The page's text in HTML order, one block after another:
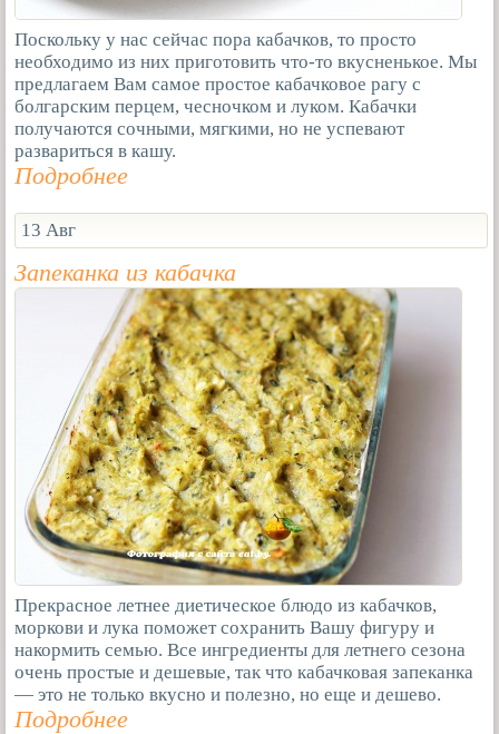
Поскольку у нас сейчас пора кабачков, то просто
необходимо из них приготовить что-то вкусненькое. Мы
предлагаем Вам самое простое кабачковое рагу с
болгарским перцем, чесночком и луком. Кабачки
получаются сочными, мягкими, но не успевают
развариться в кашу.
Подробнее
13 Авг
Запеканка из кабачка
Прекрасное летнее диетическое блюдо из кабачков,
моркови и лука поможет сохранить Вашу фигуру и
накормить семью. Все ингредиенты для летнего сезона
очень простые и дешевые, так что кабачковая запеканка
— это не только вкусно и полезно, но еще и дешево.
Подробнее